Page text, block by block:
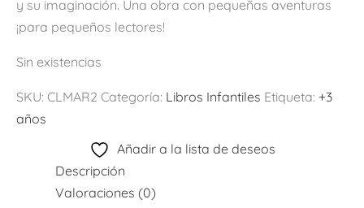
y su imaginación. Una obra con pequeñas aventuras
¡para pequeños lectores!
Sin existencias
SKU: CLMAR2 Categoría: Libros Infantiles Etiqueta: +3
años
Añadir a la lista de deseos
Descripción
Valoraciones (0)